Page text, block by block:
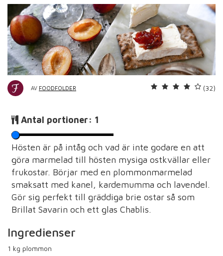
AV FOODFOLDER (32)
Antal portioner: 1
Hösten är på intåg och vad är inte godare en att
göra marmelad till hösten mysiga ostkvällar eller
frukostar. Börjar med en plommonmarmelad
smaksatt med kanel, kardemumma och lavendel.
Gör sig perfekt till gräddiga brie ostar så som
Brillat Savarin och ett glas Chablis.
Ingredienser
1 kg plommon